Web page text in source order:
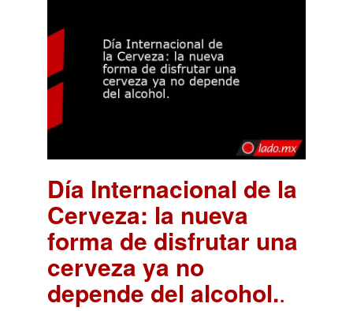
Día Internacional de la
Cerveza: la nueva
forma de disfrutar una
cerveza ya no
depende del alcohol..